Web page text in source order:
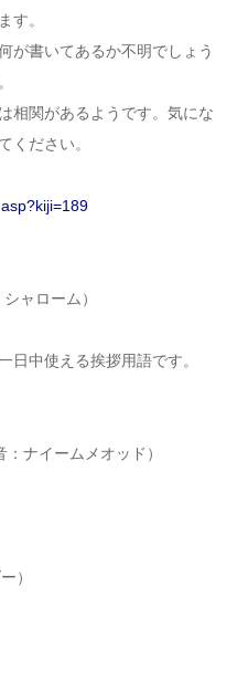
す。
が書いてあるか不明でしょう
相関があるようです。気にな
ください。
ャローム）
日中使える挨拶用語です。
ナイームメオッド）
）